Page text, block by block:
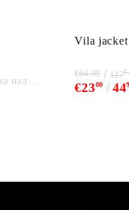
Няма наличност
Vila jacket
€2300 44
€64.99 127